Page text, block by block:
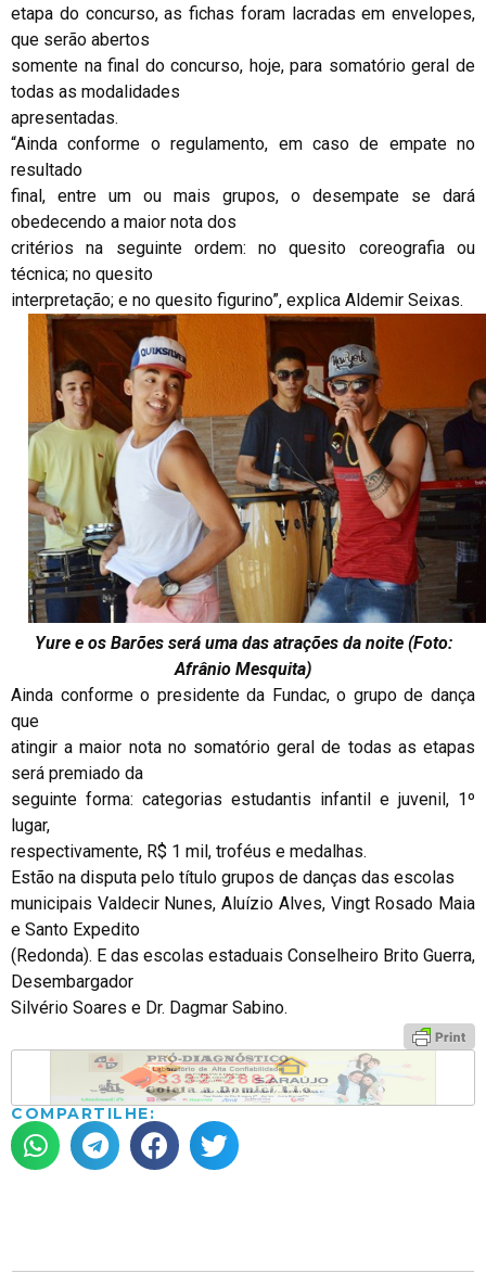
etapa do concurso, as fichas foram lacradas em envelopes,
que serão abertos
somente na final do concurso, hoje, para somatório geral de
todas as modalidades
apresentadas.
“Ainda conforme o regulamento, em caso de empate no
resultado
final, entre um ou mais grupos, o desempate se dará
obedecendo a maior nota dos
critérios na seguinte ordem: no quesito coreografia ou
técnica; no quesito
interpretação; e no quesito figurino”, explica Aldemir Seixas.
Yure e os Barões será uma das atrações da noite (Foto:
Afrânio Mesquita)
Ainda conforme o presidente da Fundac, o grupo de dança
que
atingir a maior nota no somatório geral de todas as etapas
será premiado da
seguinte forma: categorias estudantis infantil e juvenil, 1º
lugar,
respectivamente, R$ 1 mil, troféus e medalhas.
Estão na disputa pelo título grupos de danças das escolas
municipais Valdecir Nunes, Aluízio Alves, Vingt Rosado Maia
e Santo Expedito
(Redonda). E das escolas estaduais Conselheiro Brito Guerra,
Desembargador
Silvério Soares e Dr. Dagmar Sabino.
COMPARTILHE: